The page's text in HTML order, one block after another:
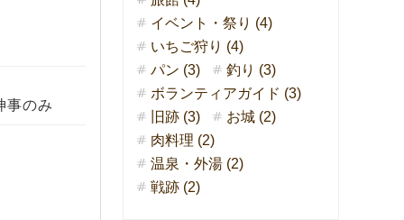
事のみ
イベント・祭り (4)
いちご狩り (4)
パン (3)
釣り (3)
ボランティアガイド (3)
旧跡 (3)
お城 (2)
肉料理 (2)
温泉・外湯 (2)
戦跡 (2)